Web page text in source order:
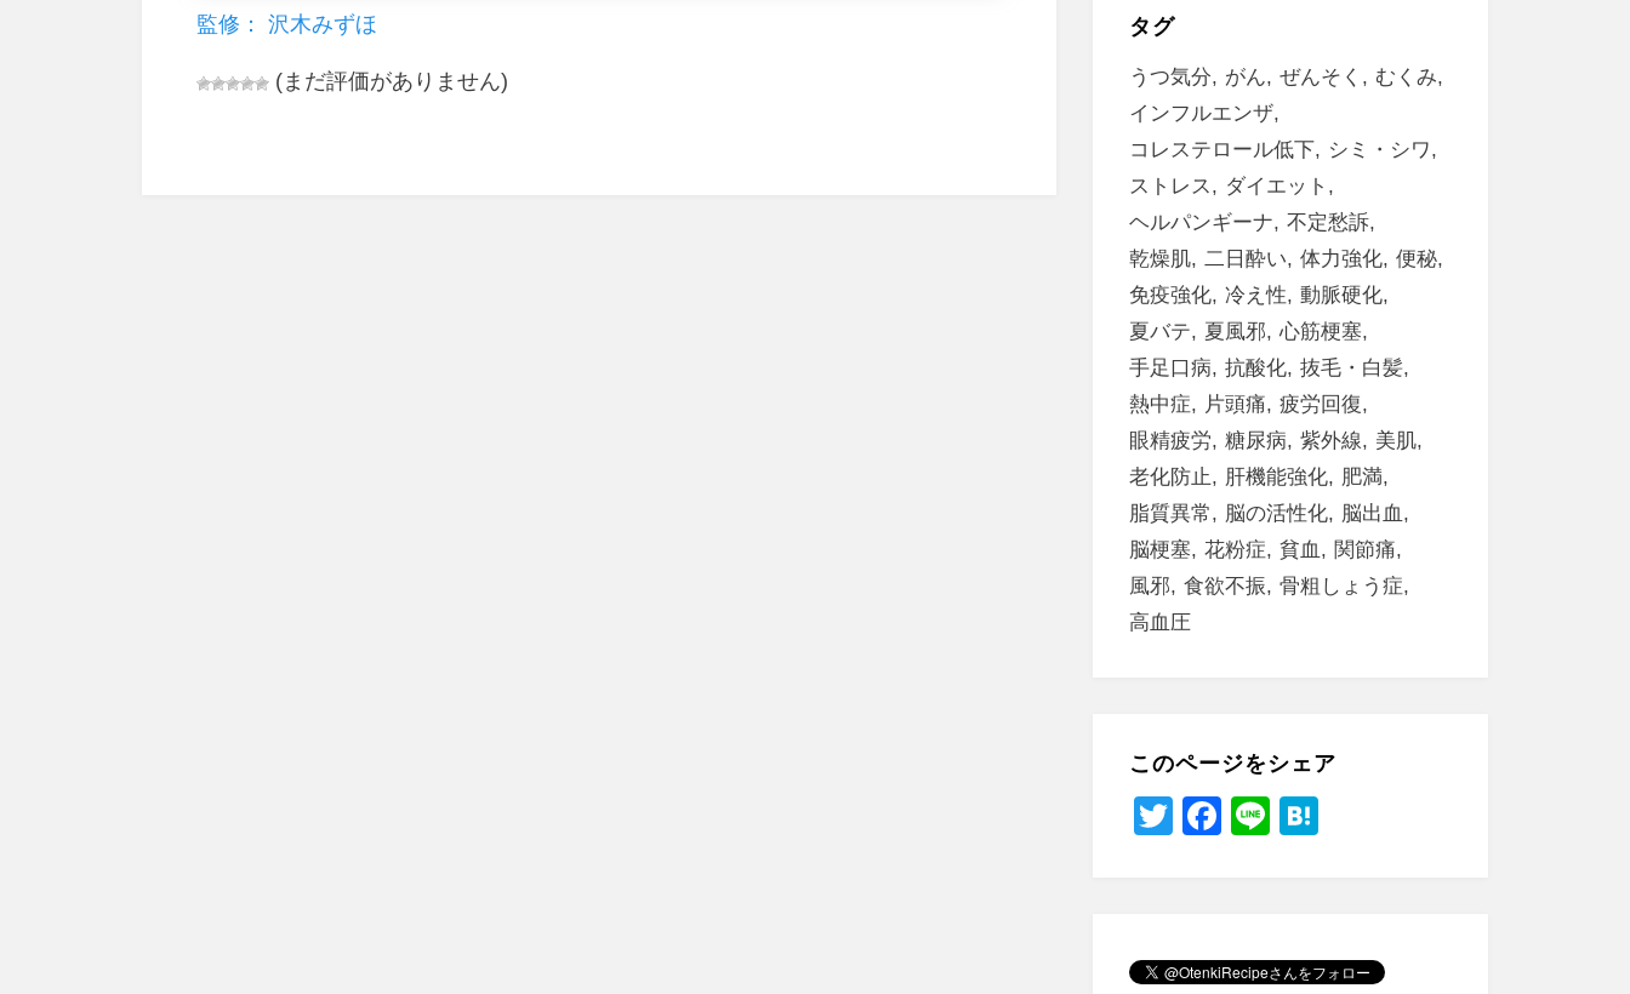
監修： 沢木みずほ
(まだ評価がありません)
タグ
うつ気分 がん ぜんそく
むくみ
インフルエンザ
コレステロール低下
シミ・シワ
ストレス
ダイエット
ヘルパンギーナ
不定愁訴
乾燥肌 二日酔い 体力強化 便秘
免疫強化 冷え性
動脈硬化
夏バテ
夏風邪
心筋梗塞
手足口病
抗酸化 抜毛・白髪
熱中症
片頭痛
疲労回復
眼精疲労
糖尿病 紫外線
美肌
老化防止
肝機能強化
肥満
脂質異常
脳の活性化
脳出血
脳梗塞
花粉症 貧血
関節痛
風邪
食欲不振
骨粗しょう症
高血圧
このページをシェア
T
F
b
Li
a